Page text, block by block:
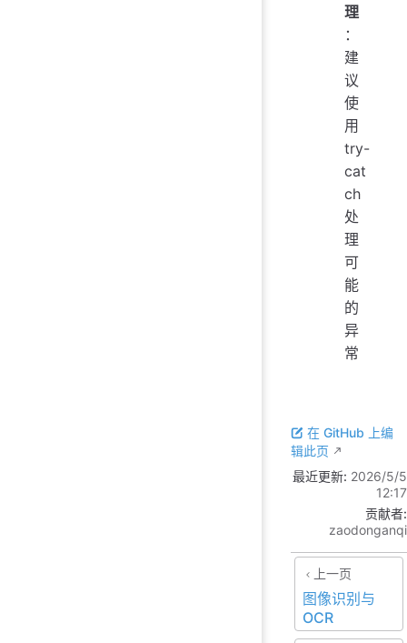
理
：
建
议
使
用
try-
cat
ch
处
理
可
能
的
异
常
在 GitHub 上编
辑此页
最近更新: 2026/5/5
12:17
贡献者:
zaodonganqi
上一页
图像识别与
OCR